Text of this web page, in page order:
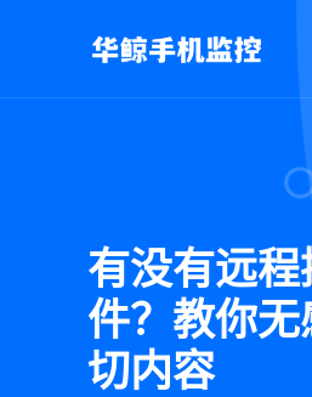
有没有远
件？教你
切内容